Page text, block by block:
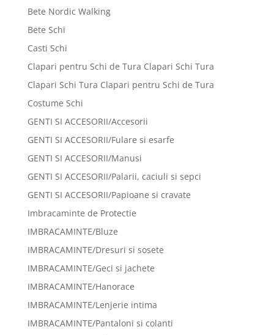
Bete Nordic Walking
Bete Schi
Casti Schi
Clapari pentru Schi de Tura Clapari Schi Tura
Clapari Schi Tura Clapari pentru Schi de Tura
Costume Schi
GENTI SI ACCESORII/Accesorii
GENTI SI ACCESORII/Fulare si esarfe
GENTI SI ACCESORII/Manusi
GENTI SI ACCESORII/Palarii, caciuli si sepci
GENTI SI ACCESORII/Papioane si cravate
Imbracaminte de Protectie
IMBRACAMINTE/Bluze
IMBRACAMINTE/Dresuri si sosete
IMBRACAMINTE/Geci si jachete
IMBRACAMINTE/Hanorace
IMBRACAMINTE/Lenjerie intima
IMBRACAMINTE/Pantaloni si colanti